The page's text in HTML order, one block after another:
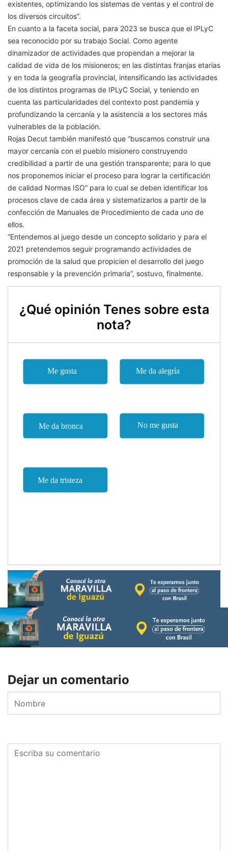
existentes, optimizando los sistemas de ventas y el control de
los diversos circuitos”.
En cuanto a la faceta social, para 2023 se busca que el IPLyC
sea reconocido por su trabajo Social. Como agente
dinamizador de actividades que propendan a mejorar la
calidad de vida de los misioneros; en las distintas franjas etarias
y en toda la geografía provincial, intensificando las actividades
de los distintos programas de IPLyC Social, y teniendo en
cuenta las particularidades del contexto post pandemia y
profundizando la cercanía y la asistencia a los sectores más
vulnerables de la población.
Rojas Decut también manifestó que “buscamos construir una
mayor cercanía con el pueblo misionero construyendo
credibilidad a partir de una gestión transparente; para lo que
nos proponemos iniciar el proceso para lograr la certificación
de calidad Normas ISO” para lo cual se deben identificar los
procesos clave de cada área y sistematizarlos a partir de la
confección de Manuales de Procedimiento de cada uno de
ellos.
“Entendemos al juego desde un concepto solidario y para el
2021 pretendemos seguir programando actividades de
promoción de la salud que propicien el desarrollo del juego
responsable y la prevención primaria”, sostuvo, finalmente.
¿Qué opinión Tenes sobre esta
nota?
Dejar un comentario